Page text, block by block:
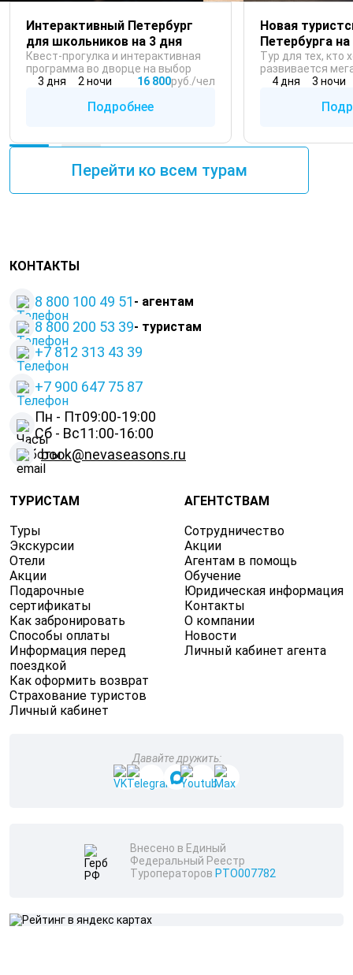
Интерактивный Петербург
для школьников на 3 дня
Квест-прогулка и интерактивная
программа во дворце на выбор
3 дня
2 ночи 16 800руб./чел
Подробнее
Новая
Петербурга
Тур для тех, кто
развивается
4 дня
3 ночи
Перейти ко всем турам
КОНТАКТЫ
8 800 100 49 51 - агентам
8 800 200 53 39- туристам
+7 812 313 43 39
+7 900 647 75 87
Пн - Пт09:00-19:00
Сб - Вс11:00-16:00
book@nevaseasons.ru
ТУРИСТАМ
Туры
Экскурсии
Отели
Акции
Подарочные
сертификаты
Как забронировать
Способы оплаты
Информация перед
поездкой
Как оформить возврат
Страхование туристов
Личный кабинет
АГЕНТСТВАМ
Сотрудничество
Акции
Агентам в помощь
Обучение
Юридическая информация
Контакты
О компании
Новости
Личный кабинет агента
Давайте дружить:
Внесено в Единый
Федеральный Реестр
Туроператоров РТО007782